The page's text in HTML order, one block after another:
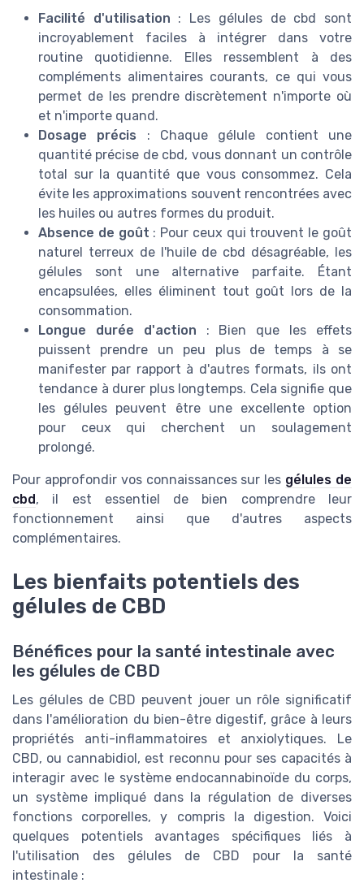
Facilité d'utilisation : Les gélules de cbd sont
incroyablement faciles à intégrer dans votre
routine quotidienne. Elles ressemblent à des
compléments alimentaires courants, ce qui vous
permet de les prendre discrètement n'importe où
et n'importe quand.
Dosage précis : Chaque gélule contient une
quantité précise de cbd, vous donnant un contrôle
total sur la quantité que vous consommez. Cela
évite les approximations souvent rencontrées avec
les huiles ou autres formes du produit.
Absence de goût : Pour ceux qui trouvent le goût
naturel terreux de l'huile de cbd désagréable, les
gélules sont une alternative parfaite. Étant
encapsulées, elles éliminent tout goût lors de la
consommation.
Longue durée d'action : Bien que les effets
puissent prendre un peu plus de temps à se
manifester par rapport à d'autres formats, ils ont
tendance à durer plus longtemps. Cela signifie que
les gélules peuvent être une excellente option
pour ceux qui cherchent un soulagement
prolongé.
Pour approfondir vos connaissances sur les gélules de
cbd, il est essentiel de bien comprendre leur
fonctionnement ainsi que d'autres aspects
complémentaires.
Les bienfaits potentiels des
gélules de CBD
Bénéfices pour la santé intestinale avec
les gélules de CBD
Les gélules de CBD peuvent jouer un rôle significatif
dans l'amélioration du bien-être digestif, grâce à leurs
propriétés anti-inflammatoires et anxiolytiques. Le
CBD, ou cannabidiol, est reconnu pour ses capacités à
interagir avec le système endocannabinoïde du corps,
un système impliqué dans la régulation de diverses
fonctions corporelles, y compris la digestion. Voici
quelques potentiels avantages spécifiques liés à
l'utilisation des gélules de CBD pour la santé
intestinale :